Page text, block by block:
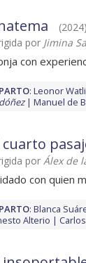
(2024)
por Jimina
con
: Leonor
Manuel de
cuarto
por Álex de
con quien
: Blanca
Alterio